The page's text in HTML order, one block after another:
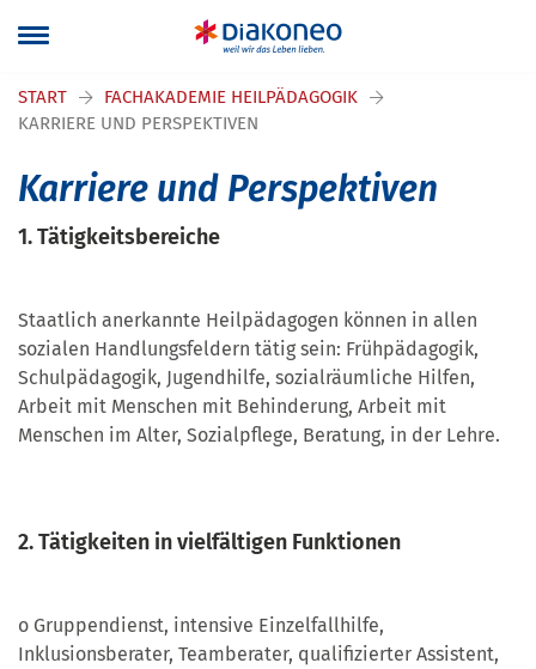
START
FACHAKADEMIE HEILPÄDAGOGIK
KARRIERE UND PERSPEKTIVEN
Karriere und Perspektiven
1. Tätigkeitsbereiche
Staatlich anerkannte Heilpädagogen können in allen
sozialen Handlungsfeldern tätig sein: Frühpädagogik,
Schulpädagogik, Jugendhilfe, sozialräumliche Hilfen,
Arbeit mit Menschen mit Behinderung, Arbeit mit
Menschen im Alter, Sozialpflege, Beratung, in der Lehre.
2. Tätigkeiten in vielfältigen Funktionen
o Gruppendienst, intensive Einzelfallhilfe,
Inklusionsberater, Teamberater, qualifizierter Assistent,